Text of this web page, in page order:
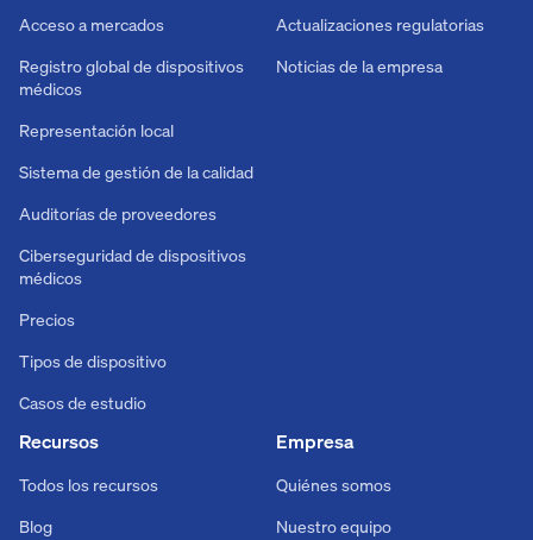
Actualizaciones regulatorias
Noticias de la empresa
Acceso a mercados
Registro global de dispositivos
médicos
Representación local
Sistema de gestión de la calidad
Auditorías de proveedores
Ciberseguridad de dispositivos
médicos
Precios
Tipos de dispositivo
Casos de estudio
Recursos
Todos los recursos
Blog
Empresa
Quiénes somos
Nuestro equipo